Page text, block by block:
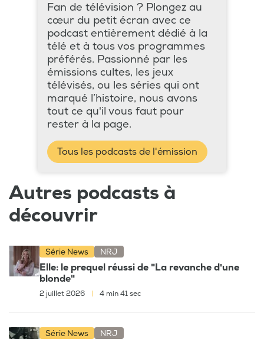
Fan de télévision ? Plongez au
cœur du petit écran avec ce
podcast entièrement dédié à la
télé et à tous vos programmes
préférés. Passionné par les
émissions cultes, les jeux
télévisés, ou les séries qui ont
marqué l’histoire, nous avons
tout ce qu'il vous faut pour
rester à la page.
Tous les podcasts de l'émission
Autres podcasts à
découvrir
Série News NRJ
Elle: le prequel réussi de "La revanche d'une
blonde"
2 juillet 2026 4 min 41 sec
Série News NRJ